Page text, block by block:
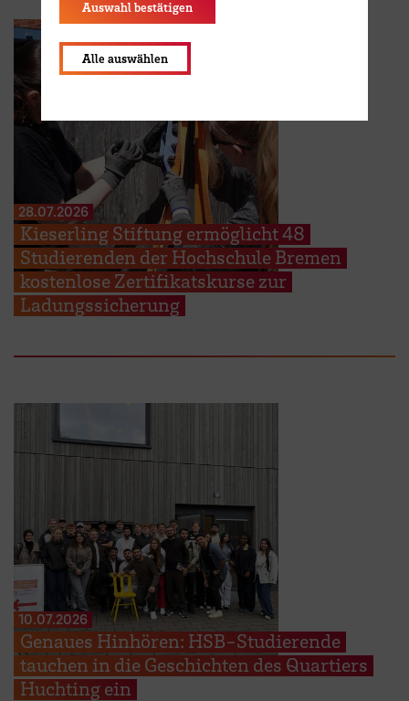
28.07.2026
Kieserling Stiftung ermöglicht 48
Studierenden der Hochschule Bremen
kostenlose Zertifikatskurse zur
Ladungssicherung
10.07.2026
Genaues Hinhören: HSB-Studierende
tauchen in die Geschichten des Quartiers
Huchting ein
Auswahl bestätigen
Alle auswählen